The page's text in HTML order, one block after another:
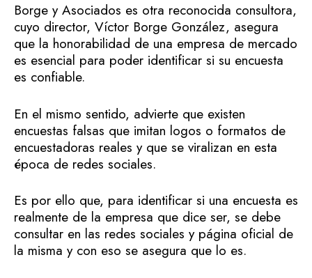
Borge y Asociados es otra reconocida consultora,
cuyo director, Víctor Borge González, asegura
que la honorabilidad de una empresa de mercado
es esencial para poder identificar si su encuesta
es confiable.
En el mismo sentido, advierte que existen
encuestas falsas que imitan logos o formatos de
encuestadoras reales y que se viralizan en esta
época de redes sociales.
Es por ello que, para identificar si una encuesta es
realmente de la empresa que dice ser, se debe
consultar en las redes sociales y página oficial de
la misma y con eso se asegura que lo es.